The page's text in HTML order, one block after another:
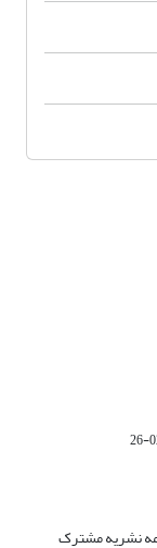
نشریه مشترک